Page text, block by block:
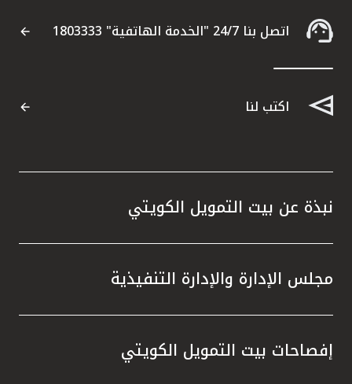
اتصل بنا 24/7 "الخدمة الهاتفية" 1803333
اكتب لنا
نبذة عن بيت التمويل الكويتي
مجلس الإدارة والإدارة التنفيذية
إفصاحات بيت التمويل الكويتي